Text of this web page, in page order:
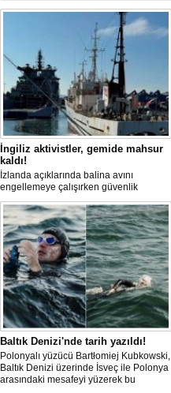
İngiliz aktivistler, gemide mahsur
kaldı!
İzlanda açıklarında balina avını
engellemeye çalışırken güvenlik
güçlerince durdurulan Bandero adlı
protesto gemisindeki 21 çevre aktivisti,
günlerdir gemiden çıkmalarına izin
verilmediğini ve temel haklarının ihlal
edildiğini öne sürdü. Mürettebatta iki
Britanyalı aktivist de bulunuyor.
Baltık Denizi'nde tarih yazıldı!
Polonyalı yüzücü Bartłomiej Kubkowski,
Baltık Denizi üzerinde İsveç ile Polonya
arasındaki mesafeyi yüzerek bu